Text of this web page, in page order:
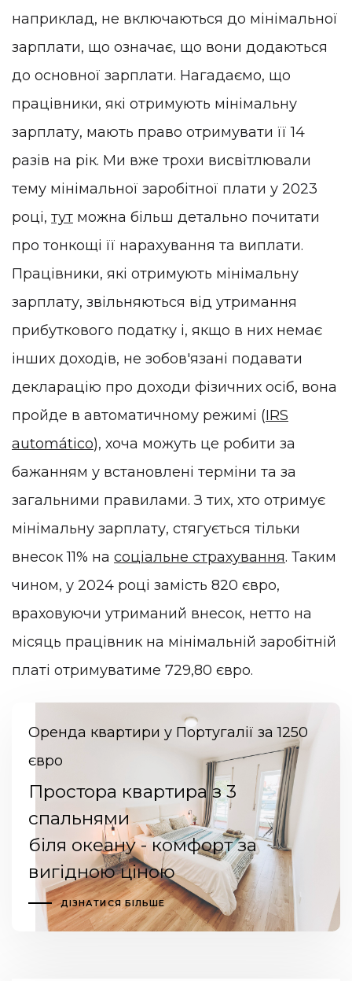
наприклад, не включаються до мінімальної
зарплати, що означає, що вони додаються
до основної зарплати. Нагадаємо, що
працівники, які отримують мінімальну
зарплату, мають право отримувати її 14
разів на рік. Ми вже трохи висвітлювали
тему мінімальної заробітної плати у 2023
році, тут можна більш детально почитати
про тонкощі її нарахування та виплати.
Працівники, які отримують мінімальну
зарплату, звільняються від утримання
прибуткового податку і, якщо в них немає
інших доходів, не зобов'язані подавати
декларацію про доходи фізичних осіб, вона
пройде в автоматичному режимі (IRS
automático), хоча можуть це робити за
бажанням у встановлені терміни та за
загальними правилами. З тих, хто отримує
мінімальну зарплату, стягується тільки
внесок 11% на соціальне страхування. Таким
чином, у 2024 році замість 820 євро,
враховуючи утриманий внесок, нетто на
місяць працівник на мінімальній заробітній
платі отримуватиме 729,80 євро.
Оренда квартири у Португалії за 1250
євро
Простора квартира з 3
спальнями
біля океану - комфорт за
вигідною ціною
ДІЗНАТИСЯ БІЛЬШЕ